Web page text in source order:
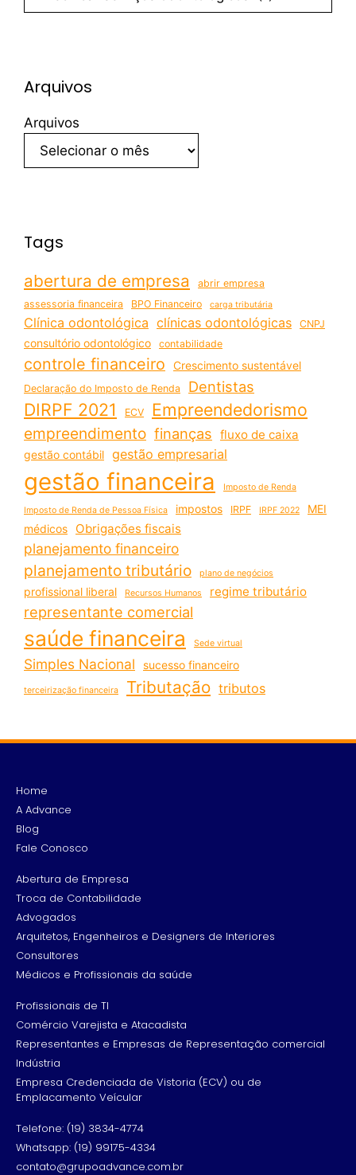
Arquivos
Arquivos
Tags
abertura de empresa
abrir empresa
assessoria financeira
BPO Financeiro carga tributária
Clínica odontológica clínicas odontológicas CNPJ
consultório odontológico contabilidade
controle financeiro Crescimento sustentável
Declaração do Imposto de Renda Dentistas
DIRPF 2021 ECV Empreendedorismo
empreendimento finanças fluxo de caixa
gestão contábil gestão empresarial
gestão financeira Imposto de Renda
Imposto de Renda de Pessoa Física impostos IRPF IRPF 2022
MEI
médicos
Obrigações fiscais
planejamento financeiro
planejamento tributário plano de negócios
profissional liberal Recursos Humanos regime tributário
representante comercial
saúde financeira Sede virtual
Simples Nacional sucesso financeiro
terceirização financeira Tributação tributos
Home
A Advance
Blog
Fale Conosco
Abertura de Empresa
Troca de Contabilidade
Advogados
Arquitetos, Engenheiros e Designers de Interiores
Consultores
Médicos e Profissionais da saúde
Profissionais de TI
Comércio Varejista e Atacadista
Representantes e Empresas de Representação comercial
Indústria
Empresa Credenciada de Vistoria (ECV) ou de
Emplacamento Veícular
Telefone: (19) 3834-4774
Whatsapp: (19) 99175-4334
contato@grupoadvance.com.br